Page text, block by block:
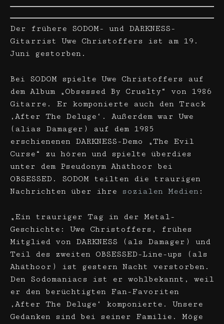
Der frühere SODOM- und DARKNESS-
Gitarrist Uwe Christoffers ist am 19.
Juni gestorben.
Bei SODOM spielte Uwe Christoffers auf
dem Album „Obsessed By Cruelty“ von 1986
Gitarre. Er komponierte auch den Track
‚After The Deluge‘. Außerdem war Uwe
(alias Damager) auf dem 1985
erschienenen DARKNESS-Demo „The Evil
Curse“ zu hören und spielte überdies
unter dem Pseudonym Ahäthoor bei
OBSESSED. SODOM teilten die traurigen
Nachrichten über ihre
sozialen Medien :
„Ein trauriger Tag in der Metal-
Geschichte: Uwe Christoffers, frühes
Mitglied von DARKNESS (als Damager) und
Teil des zweiten OBSESSED-Line-ups (als
Ahäthoor) ist gestern Nacht verstorben.
Den Sodomaniacs ist er wohlbekannt, weil
er den berüchtigten Fan-Favoriten
‚After The Deluge‘ komponierte. Unsere
Gedanken sind bei seiner Familie. Möge